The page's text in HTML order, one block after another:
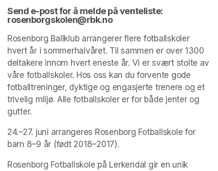
Send e-post for å melde på venteliste:
rosenborgskolen@rbk.no
Rosenborg Ballklub arrangerer flere fotballskoler
hvert år i sommerhalvåret. Til sammen er over 1300
deltakere innom hvert eneste år. Vi er svært stolte av
våre fotballskoler. Hos oss kan du forvente gode
fotballtreninger, dyktige og engasjerte trenere og et
trivelig miljø. Alle fotballskoler er for både jenter og
gutter.
24.–27. juni arrangeres Rosenborg Fotballskole for
barn 8–9 år (født 2018–2017).
Rosenborg Fotballskole på Lerkendal gir en unik